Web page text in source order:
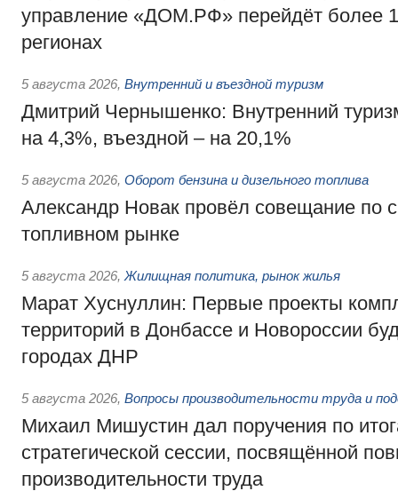
управление «ДОМ.РФ» перейдёт более
регионах
5 августа 2026, Внутренний и въездной туризм
Дмитрий Чернышенко: Внутренний
на 4,3%, въездной – на 20,1%
5 августа 2026, Оборот бензина и дизельного топлива
Александр Новак провёл совещание по
топливном рынке
5 августа 2026, Жилищная политика, рынок жилья
Марат Хуснуллин: Первые проекты
территорий в Донбассе и Новороссии
городах ДНР
5 августа 2026, Вопросы производительности труда и
Михаил Мишустин дал поручения по
стратегической сессии, посвящённой
производительности труда